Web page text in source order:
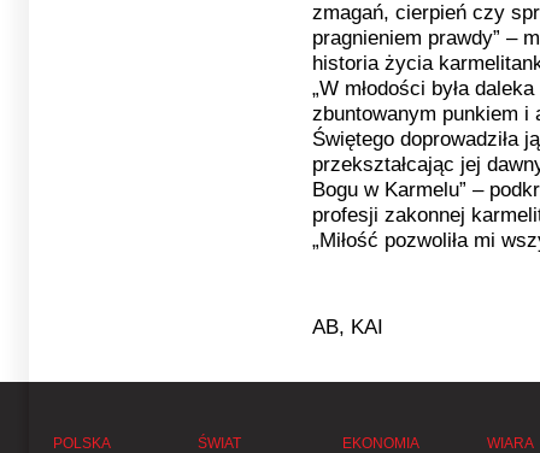
zmagań, cierpień czy
pragnieniem prawdy” –
historia życia
„W młodości była
zbuntowanym punkiem i
Świętego doprowadziła
przekształcając jej
Bogu w Karmelu” –
profesji zakonnej
„Miłość pozwoliła mi
AB, KAI
POLSKA
ŚWIAT
EKONOMIA
WIARA